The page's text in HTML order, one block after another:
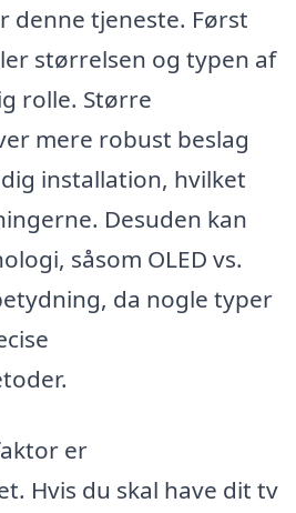
denne tjeneste. Først
størrelsen og typen af
rolle. Større
mere robust beslag
installation, hvilket
Desuden kan
såsom OLED vs.
da nogle typer
er
Hvis du skal have dit tv